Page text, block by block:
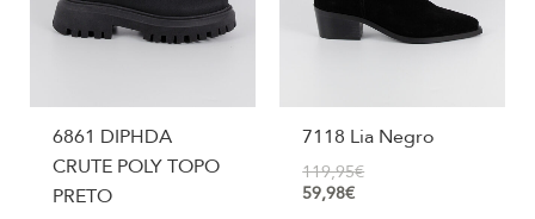
6861 DIPHDA
CRUTE POLY TOPO
PRETO
7118 Lia Negro
119,95€
59,98€